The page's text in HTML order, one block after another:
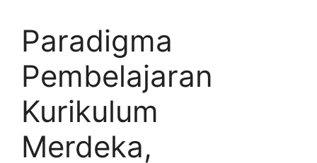
Paradigma
Pembelajaran
Kurikulum
Merdeka,